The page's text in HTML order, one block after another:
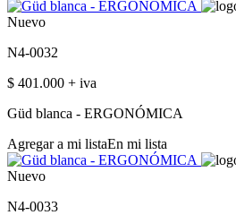
Nuevo
N4-0032
$ 401.000 + iva
Güd blanca - ERGONÓMICA
Agregar a mi listaEn mi lista
Nuevo
N4-0033